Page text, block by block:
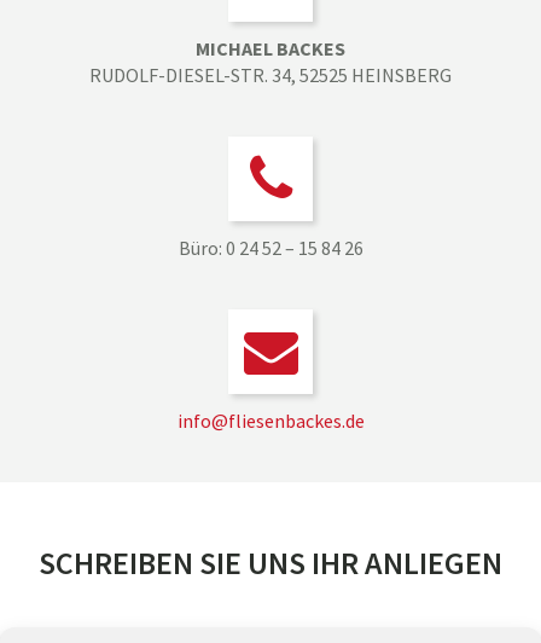
MICHAEL BACKES
RUDOLF-DIESEL-STR. 34, 52525 HEINSBERG
Büro: 0 24 52 – 15 84 26
info@fliesenbackes.de
SCHREIBEN SIE UNS IHR ANLIEGEN